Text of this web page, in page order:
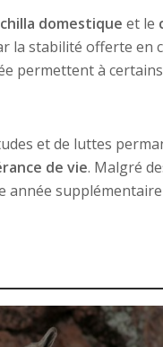
domestique et le
la stabilité offerte en
permettent à
et de luttes
de vie. Malgré